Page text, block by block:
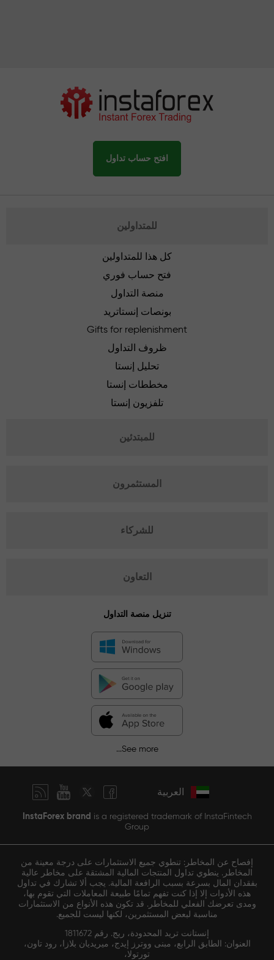
افتح حساب تداول
للمتداولين
كل هذا للمتداولين
فتح حساب فوري
منصة التداول
بونصات إنستاتريد
Gifts for replenishment
ظروف التداول
تحليل إنستا
مخططات إنستا
تلفزيون إنستا
للمبتدئين
المستثمرون
للشركاء
التعاون
تنزيل منصة التداول
See more...
العربية
InstaForex brand is a registered trademark of InstaFintech
Group
إفصاح عن المخاطر: تنطوي جميع الاستثمارات على درجة معينة من
المخاطر. ينطوي تداول المنتجات المالية المشتقة على مخاطر عالية
بفقدان المال بسرعة بسبب الرافعة المالية. يجب ألا تشارك في تداول
هذه الأدوات إلا إذا كنت تفهم تمامًا طبيعة المعاملات التي تقوم بها،
ومدى تعرضك الفعلي للمخاطر. قد تكون هذه الأنواع من الاستثمارات
مناسبة لبعض المستثمرين، لكنها ليست للجميع.
إنستانت تريد المحدودة، ريج. رقم 1811672
العنوان: الطابق الرابع، مبنى ووترز إيدج، ميريديان بلازا، رود تاون،
تورتولا،